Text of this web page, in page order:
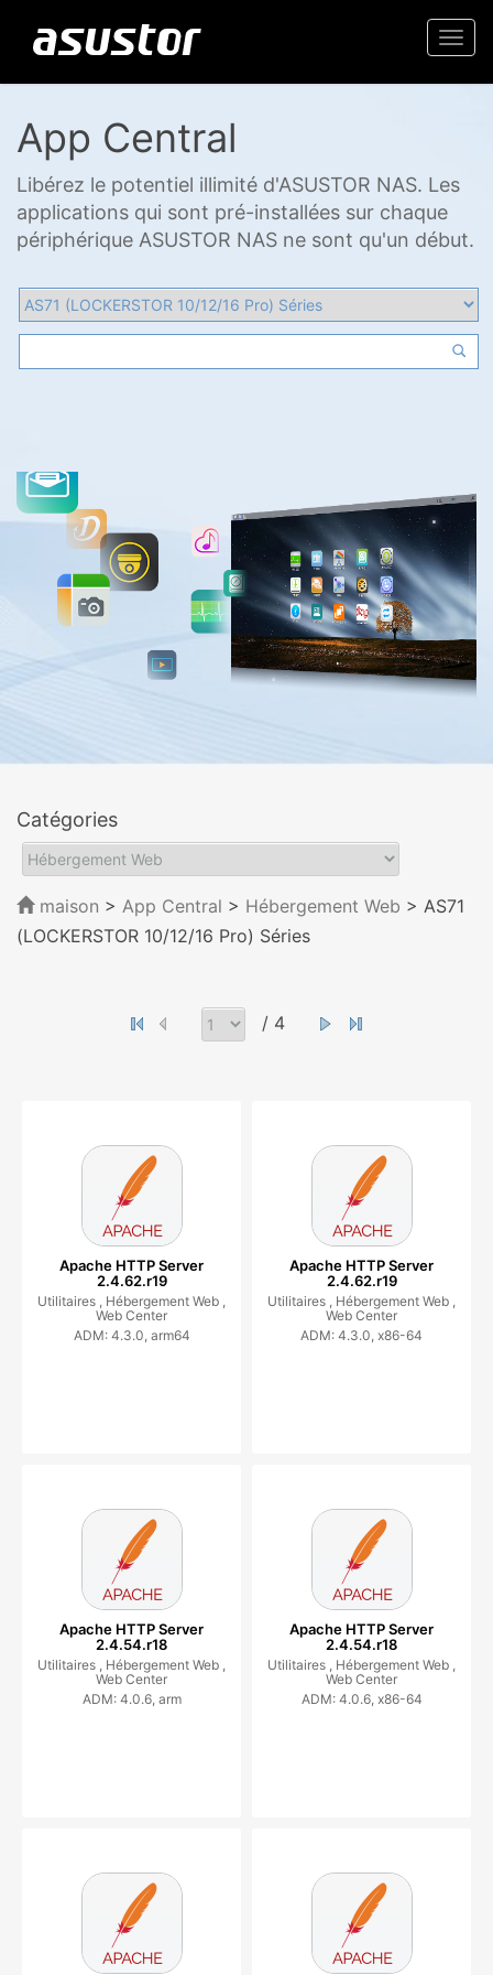
App Central
Libérez le potentiel illimité d'ASUSTOR NAS. Les
applications qui sont pré-installées sur chaque
périphérique ASUSTOR NAS ne sont qu'un début.
Catégories
maison > App Central > Hébergement Web > AS71
(LOCKERSTOR 10/12/16 Pro) Séries
/ 4
Apache HTTP Server
2.4.62.r19
Utilitaires , Hébergement Web ,
Web Center
ADM: 4.3.0, arm64
Apache HTTP Server
2.4.62.r19
Utilitaires , Hébergement Web ,
Web Center
ADM: 4.3.0, x86-64
Apache HTTP Server
2.4.54.r18
Utilitaires , Hébergement Web ,
Web Center
ADM: 4.0.6, arm
Apache HTTP Server
2.4.54.r18
Utilitaires , Hébergement Web ,
Web Center
ADM: 4.0.6, x86-64